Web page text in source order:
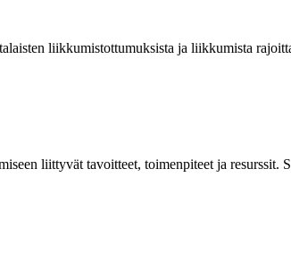
liikkumistottumuksista ja liikkumista
liittyvät tavoitteet, toimenpiteet ja resurssit.